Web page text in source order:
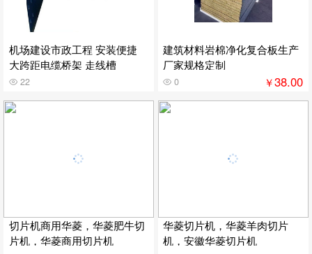
机场建设市政工程 安装便捷
大跨距电缆桥架 走线槽
22
建筑材料岩棉净化复合板生产
厂家规格定制
0 ￥38.00
切片机商用华菱，华菱肥牛切
片机，华菱商用切片机
华菱切片机，华菱羊肉切片
机，安徽华菱切片机